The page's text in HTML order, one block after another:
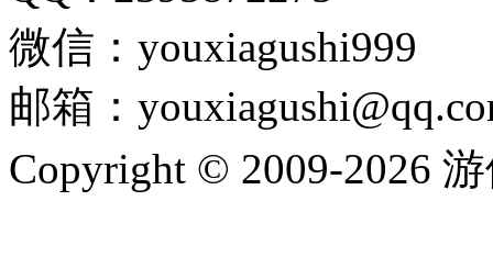
微信：youxiagushi999
邮箱：
Copyright © 2009-2026